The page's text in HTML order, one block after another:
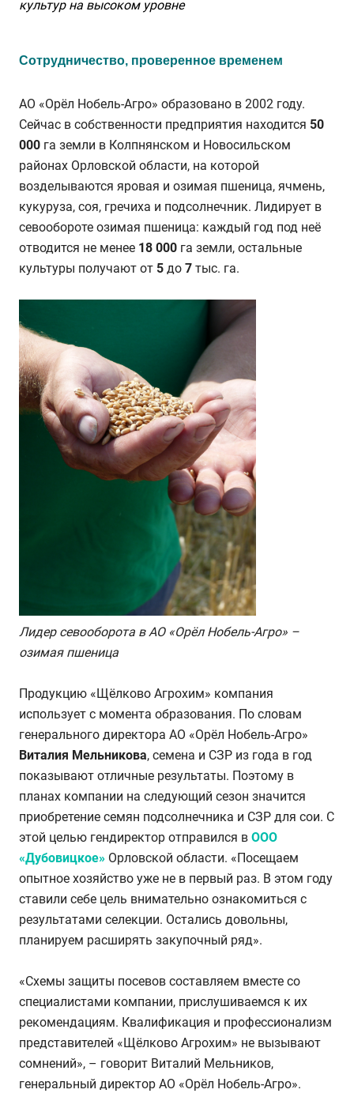
культур на высоком уровне
Сотрудничество, проверенное временем
АО «Орёл Нобель-Агро» образовано в 2002 году.
Сейчас в собственности предприятия находится 50
000 га земли в Колпнянском и Новосильском
районах Орловской области, на которой
возделываются яровая и озимая пшеница, ячмень,
кукуруза, соя, гречиха и подсолнечник. Лидирует в
севообороте озимая пшеница: каждый год под неё
отводится не менее 18 000 га земли, остальные
культуры получают от 5 до 7 тыс. га.
Лидер севооборота в АО «Орёл Нобель-Агро» –
озимая пшеница
Продукцию «Щёлково Агрохим» компания
использует с момента образования. По словам
генерального директора АО «Орёл Нобель-Агро»
Виталия Мельникова, семена и СЗР из года в год
показывают отличные результаты. Поэтому в
планах компании на следующий сезон значится
приобретение семян подсолнечника и СЗР для сои. С
этой целью гендиректор отправился в ООО
«Дубовицкое» Орловской области. «Посещаем
опытное хозяйство уже не в первый раз. В этом году
ставили себе цель внимательно ознакомиться с
результатами селекции. Остались довольны,
планируем расширять закупочный ряд».
«Схемы защиты посевов составляем вместе со
специалистами компании, прислушиваемся к их
рекомендациям. Квалификация и профессионализм
представителей «Щёлково Агрохим» не вызывают
сомнений», – говорит Виталий Мельников,
генеральный директор АО «Орёл Нобель-Агро».